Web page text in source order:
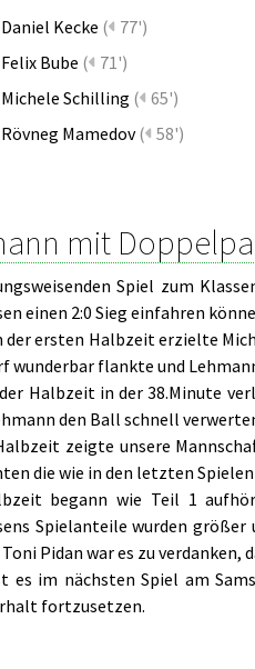
Daniel Kecke ( 77')
Felix Bube ( 71')
Michele Schilling ( 65')
Rövneg Mamedov ( 58')
mit
Spiel zum
einen 2:0 Sieg einfahren
der ersten Halbzeit erzielte
wunderbar flankte und
Halbzeit in der 38.Minute
den Ball schnell
zeigte unsere
die wie in den letzten
begann wie Teil 1
Spielanteile wurden
Pidan war es zu verdanken,
es im nächsten Spiel am
fortzusetzen.